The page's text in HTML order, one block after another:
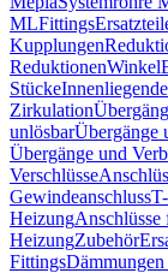
MLFittings
Kupplungen
ReduktionenWinkel
Stücke
Zirkulation
unlösbarÜbergänge
Übergänge und
Verschlüsse
Gewindeanschluss
Heizung
HeizungZubehör
Fittings